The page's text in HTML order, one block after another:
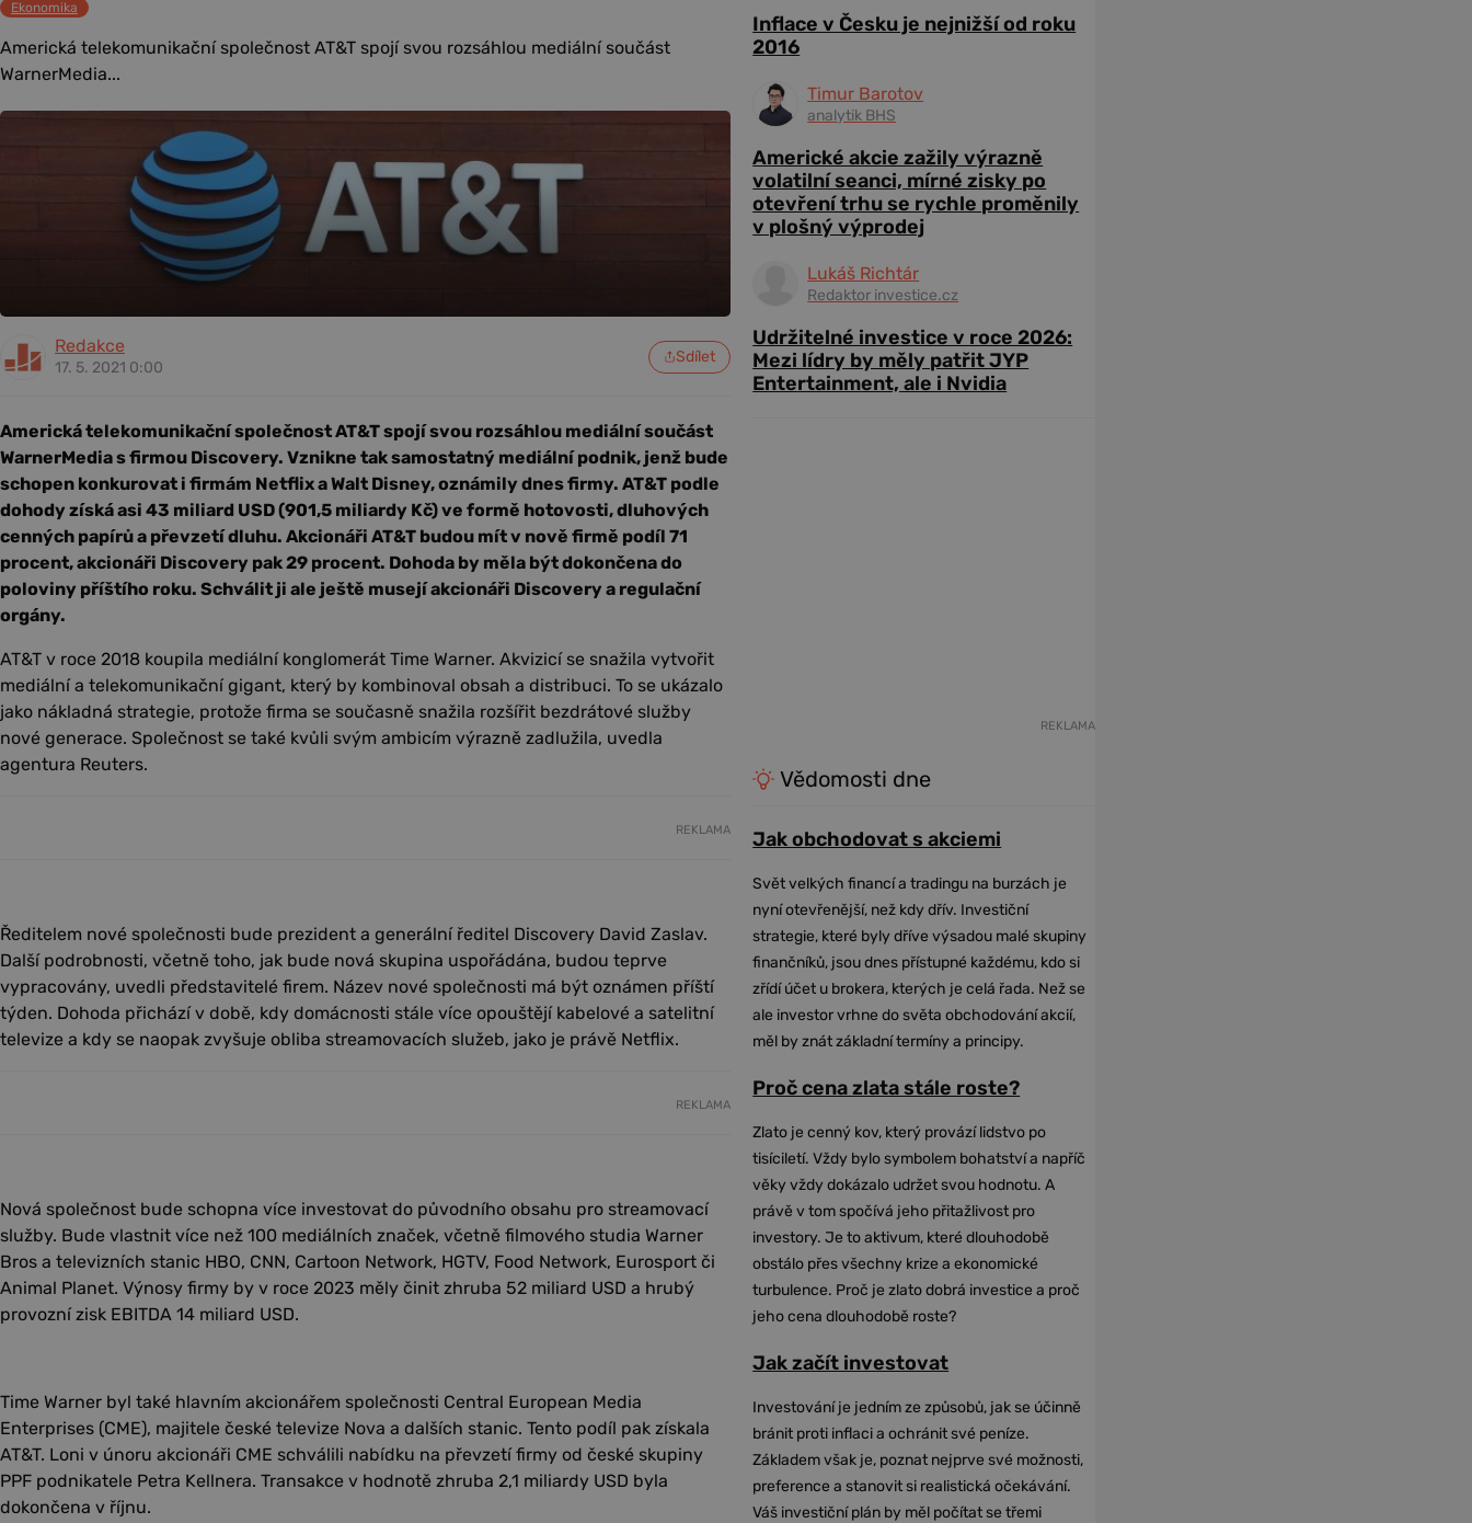
Ekonomika
Americká telekomunikační společnost AT&T spojí svou rozsáhlou mediální součást
WarnerMedia...
Redakce
17. 5. 2021 0:00
Sdílet
Americká telekomunikační společnost AT&T spojí svou rozsáhlou mediální součást
WarnerMedia s firmou Discovery. Vznikne tak samostatný mediální podnik, jenž bude
schopen konkurovat i firmám Netflix a Walt Disney, oznámily dnes firmy. AT&T podle
dohody získá asi 43 miliard USD (901,5 miliardy Kč) ve formě hotovosti, dluhových
cenných papírů a převzetí dluhu. Akcionáři AT&T budou mít v nově firmě podíl 71
procent, akcionáři Discovery pak 29 procent. Dohoda by měla být dokončena do
poloviny příštího roku. Schválit ji ale ještě musejí akcionáři Discovery a regulační
orgány.
AT&T v roce 2018 koupila mediální konglomerát Time Warner. Akvizicí se snažila vytvořit
mediální a telekomunikační gigant, který by kombinoval obsah a distribuci. To se ukázalo
jako nákladná strategie, protože firma se současně snažila rozšířit bezdrátové služby
nové generace. Společnost se také kvůli svým ambicím výrazně zadlužila, uvedla
agentura Reuters.
REKLAMA
Ředitelem nové společnosti bude prezident a generální ředitel Discovery David Zaslav.
Další podrobnosti, včetně toho, jak bude nová skupina uspořádána, budou teprve
vypracovány, uvedli představitelé firem. Název nové společnosti má být oznámen příští
týden. Dohoda přichází v době, kdy domácnosti stále více opouštějí kabelové a satelitní
televize a kdy se naopak zvyšuje obliba streamovacích služeb, jako je právě Netflix.
REKLAMA
Nová společnost bude schopna více investovat do původního obsahu pro streamovací
služby. Bude vlastnit více než 100 mediálních značek, včetně filmového studia Warner
Bros a televizních stanic HBO, CNN, Cartoon Network, HGTV, Food Network, Eurosport či
Animal Planet. Výnosy firmy by v roce 2023 měly činit zhruba 52 miliard USD a hrubý
provozní zisk EBITDA 14 miliard USD.
Time Warner byl také hlavním akcionářem společnosti Central European Media
Enterprises (CME), majitele české televize Nova a dalších stanic. Tento podíl pak získala
AT&T. Loni v únoru akcionáři CME schválili nabídku na převzetí firmy od české skupiny
PPF podnikatele Petra Kellnera. Transakce v hodnotě zhruba 2,1 miliardy USD byla
dokončena v říjnu.
Inflace v Česku je nejnižší od roku
2016
Timur Barotov
analytik BHS
Americké akcie zažily výrazně
volatilní seanci, mírné zisky po
otevření trhu se rychle proměnily
v plošný výprodej
Lukáš Richtár
Redaktor investice.cz
Udržitelné investice v roce 2026:
Mezi lídry by měly patřit JYP
Entertainment, ale i Nvidia
REKLAMA
Vědomosti dne
Jak obchodovat s akciemi
Svět velkých financí a tradingu na burzách je
nyní otevřenější, než kdy dřív. Investiční
strategie, které byly dříve výsadou malé skupiny
finančníků, jsou dnes přístupné každému, kdo si
zřídí účet u brokera, kterých je celá řada. Než se
ale investor vrhne do světa obchodování akcií,
měl by znát základní termíny a principy.
Proč cena zlata stále roste?
Zlato je cenný kov, který provází lidstvo po
tisíciletí. Vždy bylo symbolem bohatství a napříč
věky vždy dokázalo udržet svou hodnotu. A
právě v tom spočívá jeho přitažlivost pro
investory. Je to aktivum, které dlouhodobě
obstálo přes všechny krize a ekonomické
turbulence. Proč je zlato dobrá investice a proč
jeho cena dlouhodobě roste?
Jak začít investovat
Investování je jedním ze způsobů, jak se účinně
bránit proti inflaci a ochránit své peníze.
Základem však je, poznat nejprve své možnosti,
preference a stanovit si realistická očekávání.
Váš investiční plán by měl počítat se třemi